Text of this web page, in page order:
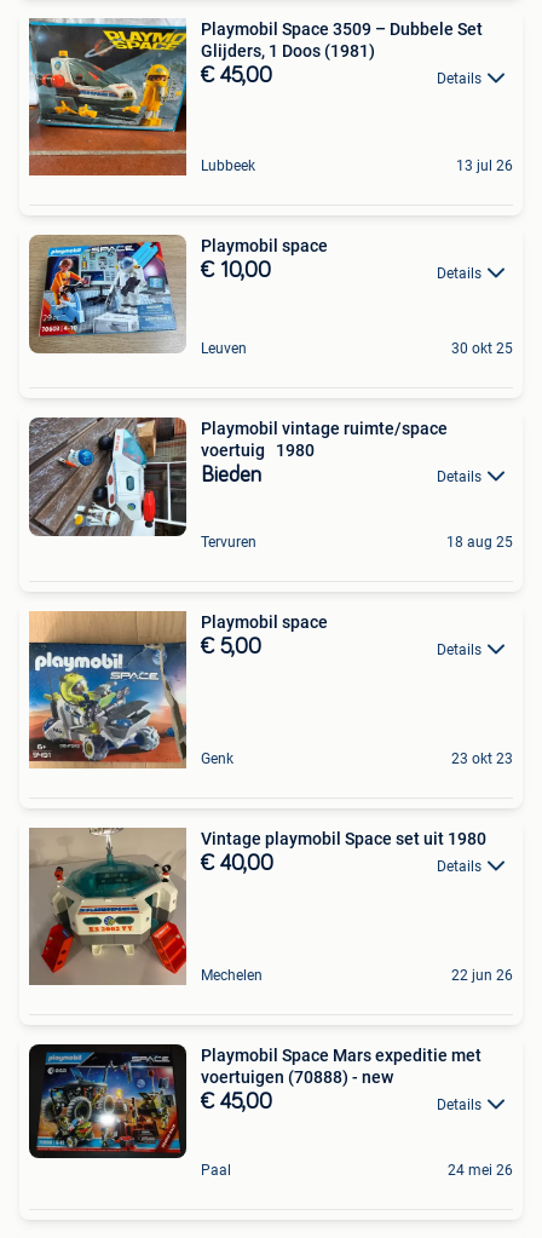
Playmobil Space 3509 – Dubbele Set
Glijders, 1 Doos (1981)
€ 45,00 Details
Lubbeek 13 jul 26
Playmobil space
€ 10,00 Details
Leuven 30 okt 25
Playmobil vintage ruimte/space
voertuig 1980
Bieden Details
Tervuren 18 aug 25
Playmobil space
€ 5,00 Details
Genk 23 okt 23
Vintage playmobil Space set uit 1980
€ 40,00 Details
Mechelen 22 jun 26
Playmobil Space Mars expeditie met
voertuigen (70888) - new
€ 45,00 Details
Paal 24 mei 26